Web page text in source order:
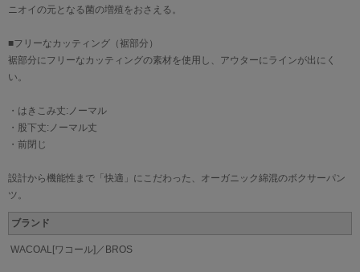
ニオイの元となる菌の増殖をおさえる。
■フリーなカッティング（裾部分）
裾部分にフリーなカッティングの素材を使用し、アウターにラインが出にく
い。
・はきこみ丈:ノーマル
・股下丈:ノーマル丈
・前閉じ
設計から機能性まで「快適」にこだわった、オーガニック綿混のボクサーパン
ツ。
ブランド
WACOAL[ワコール]／BROS